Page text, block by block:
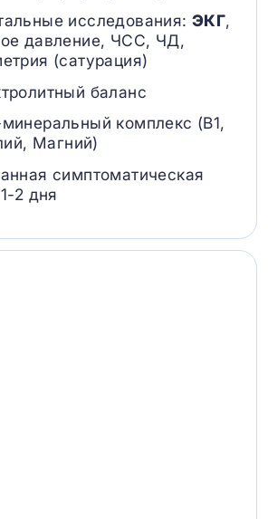
исследования: ЭКГ,
давление, ЧСС, ЧД,
(сатурация)
баланс
комплекс (B1,
Магний)
симптоматическая
2 дня